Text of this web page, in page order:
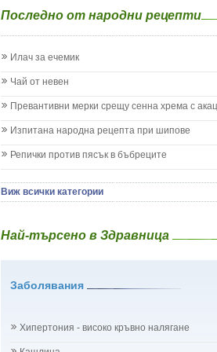
Жълтеница
Запек на бебето и детето
Кашлица при бебето и детето
Колики
Менингит
Млечница
Нощно напикаване - енуреза
Плач
Проблеми с очите на бебето и детето
Рубеола
Температура - висока
Последно от народни рецепти
Илач за ечемик
Чай от невен
Превантивни мерки срещу сенна хрема с
Изпитана народна рецепта при шипове
Репички против пясък в бъбреците
Виж всички категории
Най-търсено в Здравница
Заболявания
Хипертония - високо кръвно налягане